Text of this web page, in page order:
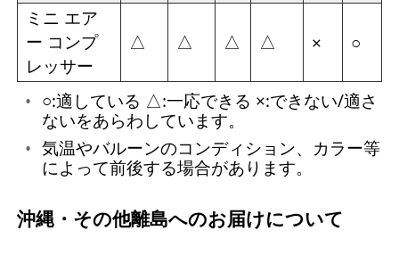
ミニ エア
ー コンプ
レッサー
△ △ △ △ × ○
○:適している △:一応できる ×:できない/適さ
ないをあらわしています。
気温やバルーンのコンディション、カラー等
によって前後する場合があります。
沖縄・その他離島へのお届けについて